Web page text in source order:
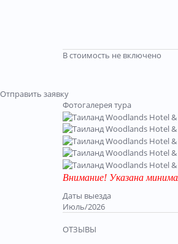
В стоимость не включено
Отправить заявку
Фотогалерея тура
Внимание! Указана
Даты выезда
Июль/2026
ОТЗЫВЫ